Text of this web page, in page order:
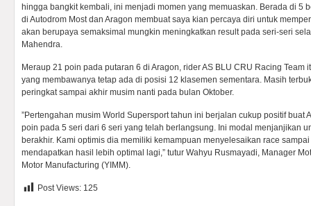
hingga bangkit kembali, ini menjadi momen yang memuaskan. Berada di 5
di Autodrom Most dan Aragon membuat saya kian percaya diri untuk
akan berupaya semaksimal mungkin meningkatkan result pada seri-seri
Mahendra.
Meraup 21 poin pada putaran 6 di Aragon, rider AS BLU CRU Racing Team
yang membawanya tetap ada di posisi 12 klasemen sementara. Masih
peringkat sampai akhir musim nanti pada bulan Oktober.
”Pertengahan musim World Supersport tahun ini berjalan cukup positif buat
poin pada 5 seri dari 6 seri yang telah berlangsung. Ini modal menjanjikan
berakhir. Kami optimis dia memiliki kemampuan menyelesaikan race
mendapatkan hasil lebih optimal lagi,” tutur Wahyu Rusmayadi, Manager
Motor Manufacturing (YIMM).
Post Views: 125